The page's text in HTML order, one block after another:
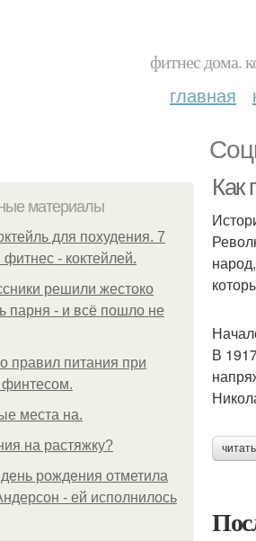
фитнес дома.
главная
материалы
для похудения. 7
фитнес - коктейлей.
решили жестоко
парня - и всё пошло не
правил питания при
финтесом.
места на.
на растяжку?
рождения отметила
- ей исполнилось
Как
В